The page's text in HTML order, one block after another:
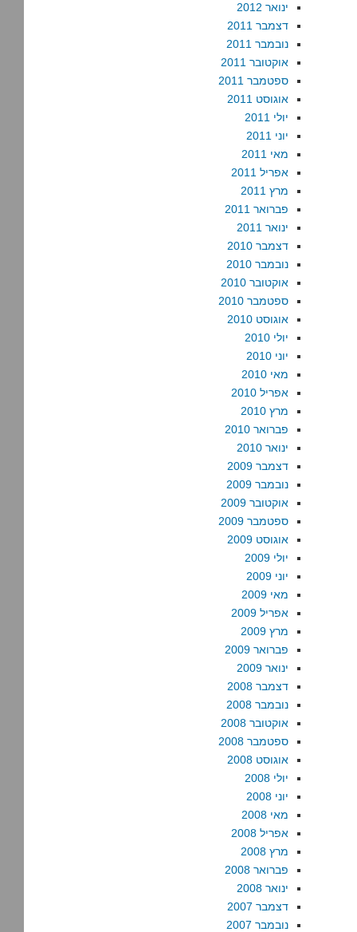
ינואר 2012
דצמבר 2011
נובמבר 2011
אוקטובר 2011
ספטמבר 2011
אוגוסט 2011
יולי 2011
יוני 2011
מאי 2011
אפריל 2011
מרץ 2011
פברואר 2011
ינואר 2011
דצמבר 2010
נובמבר 2010
אוקטובר 2010
ספטמבר 2010
אוגוסט 2010
יולי 2010
יוני 2010
מאי 2010
אפריל 2010
מרץ 2010
פברואר 2010
ינואר 2010
דצמבר 2009
נובמבר 2009
אוקטובר 2009
ספטמבר 2009
אוגוסט 2009
יולי 2009
יוני 2009
מאי 2009
אפריל 2009
מרץ 2009
פברואר 2009
ינואר 2009
דצמבר 2008
נובמבר 2008
אוקטובר 2008
ספטמבר 2008
אוגוסט 2008
יולי 2008
יוני 2008
מאי 2008
אפריל 2008
מרץ 2008
פברואר 2008
ינואר 2008
דצמבר 2007
נובמבר 2007